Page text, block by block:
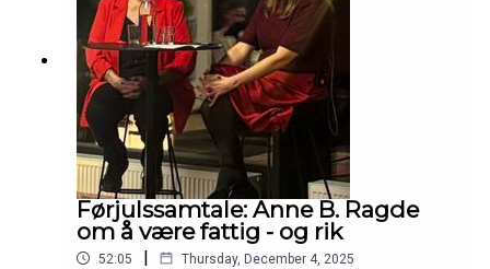
Førjulssamtale: Anne B. Ragde
om å være fattig - og rik
52:05 | Thursday, December 4, 2025